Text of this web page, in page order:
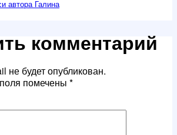
автора Галина
комментарий
не будет опубликован.
помечены *